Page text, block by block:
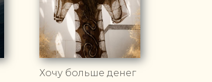
Хочу больше денег